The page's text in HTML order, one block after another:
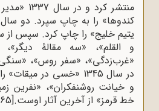
منتشر
کندوها» را به چاپ سپرد. دو
و القلم»، «سه مقالۀ دیگر»،
«غرب‌زدگی»، «سفر روس»،
در سال 1345 «خسی در
و خیانت روشنفکران»، «نفرین
خط قرمز» از آخرین آثار اوست.